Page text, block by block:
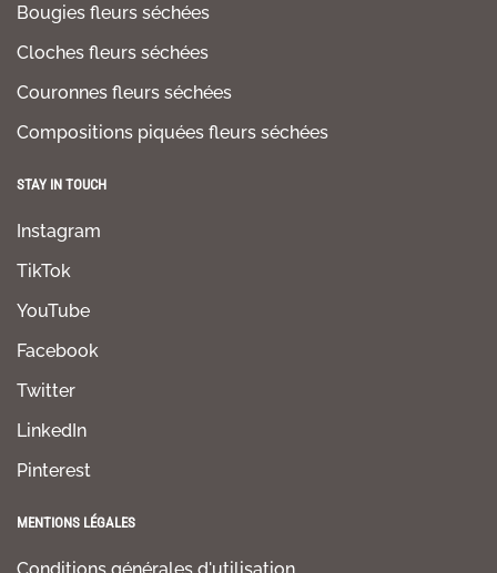
Bougies fleurs séchées
Cloches fleurs séchées
Couronnes fleurs séchées
Compositions piquées fleurs séchées
STAY IN TOUCH
Instagram
TikTok
YouTube
Facebook
Twitter
LinkedIn
Pinterest
MENTIONS LÉGALES